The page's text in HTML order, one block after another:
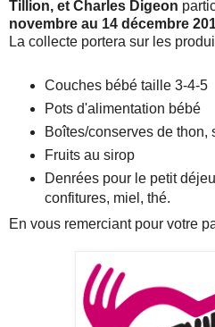
Tillion, et Charles Digeon
novembre au 14 décembre
La collecte portera sur les
Couches bébé taille 3-4-5
Pots d'alimentation bébé
Boîtes/conserves de thon,
Fruits au sirop
Denrées pour le petit
confitures, miel, thé.
En vous remerciant pour votre